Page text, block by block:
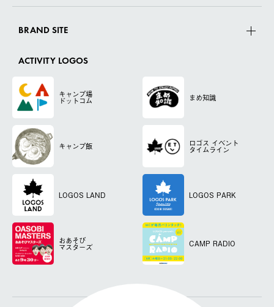
BRAND SITE
ACTIVITY LOGOS
キャンプ場
ドットコム まめ知識
キャンプ飯 ロゴス イベント
タイムライン
LOGOS LAND LOGOS PARK
おあそび
マスターズ CAMP RADIO